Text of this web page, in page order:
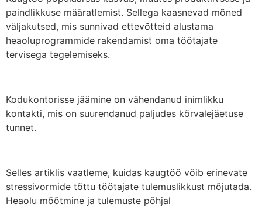
paindlikkuse määratlemist. Sellega kaasnevad mõned
väljakutsed, mis sunnivad ettevõtteid alustama
heaoluprogrammide rakendamist oma töötajate
tervisega tegelemiseks.
Kodukontorisse jäämine on vähendanud inimlikku
kontakti, mis on suurendanud paljudes kõrvalejäetuse
tunnet.
Selles artiklis vaatleme, kuidas kaugtöö võib erinevate
stressivormide tõttu töötajate tulemuslikkust mõjutada.
Heaolu mõõtmine ja tulemuste põhjal